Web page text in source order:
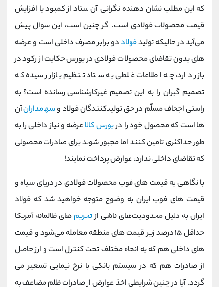
که این مطلب نشان دهنده نگرانی آن ستاد از کمبود یا افزایش
قیمت محصولات فولادی است. اگر چنین است، این سوال پیش
می‌آید در حالیکه تولیدفولاددو برابر مصرف داخلی است و عرضه
های بدون تقاضای محصولات فولادی در بورس حکایت از رکود در
بازار دارد، چه اطلاعات غلطی به ستاد تنظیم بازار رسیده که
تصمیم گیران را به این تصمیم غیرکارشناسی رسانده است؟ به
راستی اجحاف مسلّم در حق تولیدکنندگان فولاد وسهامدارانآن
ها است که محصول خود را دربورس کالاعرضه و نیاز داخلی را به
طور حداکثری تامین کنند اما مجبور شوند برای صادرات محصولی
که تقاضای داخلی ندارد، عوارض پرداخت نمایند!
با نگاهی به قیمت های فوب محصولات فولادی در دریای سیاه و
قیمت های فوب ایران به وضوح متوجه خواهید شد که فولاد
ایران به دلیل محدودیت‌های ناشی ازتحریم های ظالمانه آمریکا
حداقل ۱۵ درصد زیر قیمت های منطقه معامله می‌شود و قیمت
های داخلی هم که به انحاء مختلف تحت کنترل است و ارز حاصل
از صادرات هم که در سیستم بانکی با نرخ نیمایی تسعیر می
گردد. آیا در چنین شرایطی اخذ عوارض از صادرات ظلم مضاعف به